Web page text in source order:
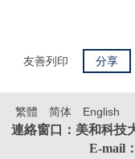
友善列印 分享
繁體 简体 English
連絡窗口：美和科技
E-mail